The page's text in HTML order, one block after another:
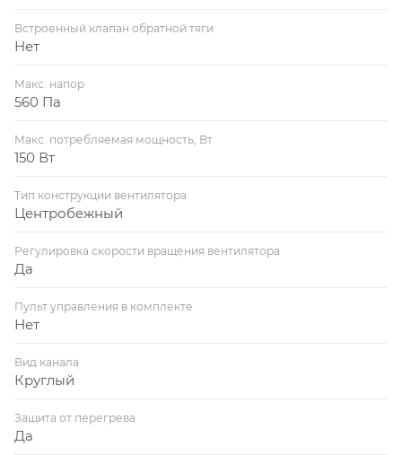
Встроенный клапан обратной тяги
Нет
Макс. напор
560 Па
Макс. потребляемая мощность, Вт
150 Вт
Тип конструкции вентилятора
Центробежный
Регулировка скорости вращения вентилятора
Да
Пульт управления в комплекте
Нет
Вид канала
Круглый
Защита от перегрева
Да